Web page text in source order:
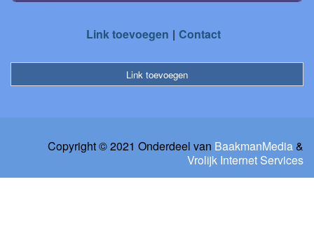
Link toevoegen Contact
Link toevoegen
Copyright © 2021 Onderdeel van BaakmanMedia&
Vrolijk Internet Services